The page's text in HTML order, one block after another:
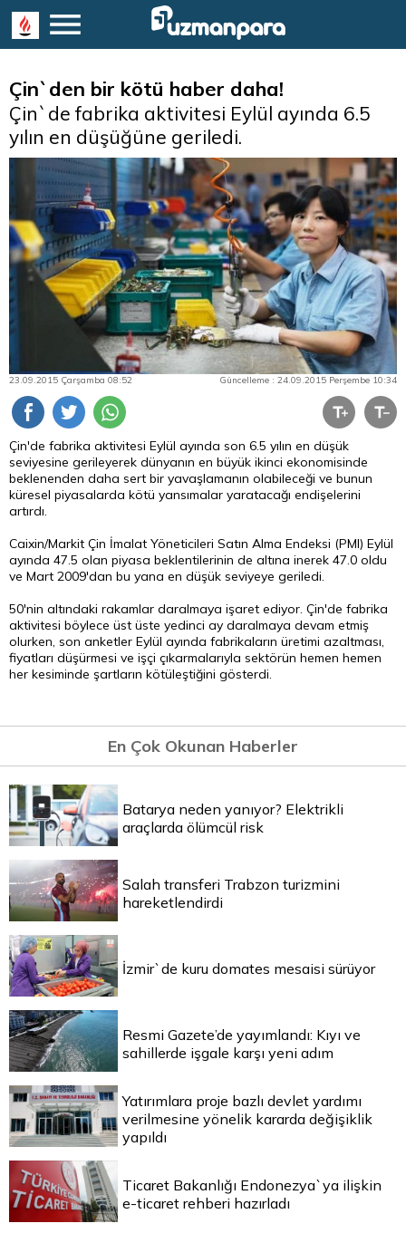
Çin`den bir kötü haber daha!
Çin`de fabrika aktivitesi Eylül ayında 6.5
yılın en düşüğüne geriledi.
23.09.2015 Çarşamba 08:52 Güncelleme : 24.09.2015 Perşembe 10:34
Çin'de fabrika aktivitesi Eylül ayında son 6.5 yılın en düşük
seviyesine gerileyerek dünyanın en büyük ikinci ekonomisinde
beklenenden daha sert bir yavaşlamanın olabileceği ve bunun
küresel piyasalarda kötü yansımalar yaratacağı endişelerini
artırdı.
Caixin/Markit Çin İmalat Yöneticileri Satın Alma Endeksi (PMI) Eylül
ayında 47.5 olan piyasa beklentilerinin de altına inerek 47.0 oldu
ve Mart 2009'dan bu yana en düşük seviyeye geriledi.
50'nin altındaki rakamlar daralmaya işaret ediyor. Çin'de fabrika
aktivitesi böylece üst üste yedinci ay daralmaya devam etmiş
olurken, son anketler Eylül ayında fabrikaların üretimi azaltması,
fiyatları düşürmesi ve işçi çıkarmalarıyla sektörün hemen hemen
her kesiminde şartların kötüleştiğini gösterdi.
En Çok Okunan Haberler
Batarya neden yanıyor? Elektrikli
araçlarda ölümcül risk
Salah transferi Trabzon turizmini
hareketlendirdi
İzmir`de kuru domates mesaisi sürüyor
Resmi Gazete’de yayımlandı: Kıyı ve
sahillerde işgale karşı yeni adım
Yatırımlara proje bazlı devlet yardımı
verilmesine yönelik kararda değişiklik
yapıldı
Ticaret Bakanlığı Endonezya`ya ilişkin
e-ticaret rehberi hazırladı